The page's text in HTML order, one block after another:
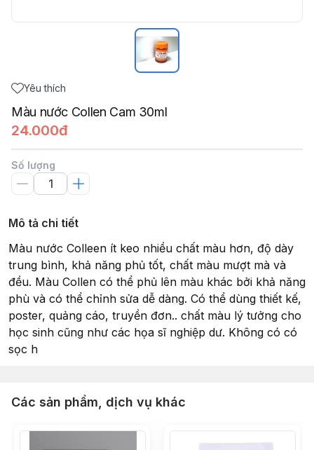
Yêu thích
Màu nước Collen Cam 30ml
24.000đ
Số lượng
Mô tả chi tiết
Màu nước Colleen ít keo nhiều chất màu hơn, độ dày
trung bình, khả năng phủ tốt, chất màu mượt mà và
đều. Màu Collen có thể phủ lên màu khác bởi khả năng
phù và có thể chỉnh sửa dễ dàng. Có thể dùng thiết kế,
poster, quảng cáo, truyền đơn.. chất màu lý tưởng cho
học sinh cũng như các họa sĩ nghiệp dư. Không có có
sọc h
Các sản phẩm, dịch vụ khác